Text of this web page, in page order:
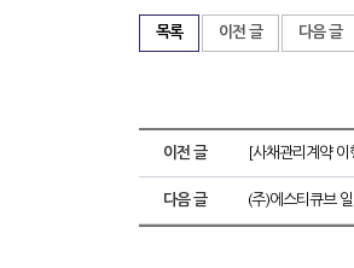
목록 이전 글 다음 글
이전 글 [사채관리계약
다음 글 (주)에스티큐브